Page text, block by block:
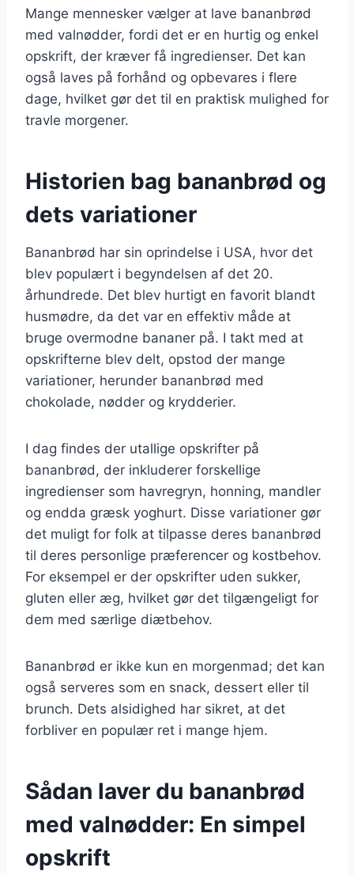
Mange mennesker vælger at lave bananbrød
med valnødder, fordi det er en hurtig og enkel
opskrift, der kræver få ingredienser. Det kan
også laves på forhånd og opbevares i flere
dage, hvilket gør det til en praktisk mulighed for
travle morgener.
Historien bag bananbrød og
dets variationer
Bananbrød har sin oprindelse i USA, hvor det
blev populært i begyndelsen af det 20.
århundrede. Det blev hurtigt en favorit blandt
husmødre, da det var en effektiv måde at
bruge overmodne bananer på. I takt med at
opskrifterne blev delt, opstod der mange
variationer, herunder bananbrød med
chokolade, nødder og krydderier.
I dag findes der utallige opskrifter på
bananbrød, der inkluderer forskellige
ingredienser som havregryn, honning, mandler
og endda græsk yoghurt. Disse variationer gør
det muligt for folk at tilpasse deres bananbrød
til deres personlige præferencer og kostbehov.
For eksempel er der opskrifter uden sukker,
gluten eller æg, hvilket gør det tilgængeligt for
dem med særlige diætbehov.
Bananbrød er ikke kun en morgenmad; det kan
også serveres som en snack, dessert eller til
brunch. Dets alsidighed har sikret, at det
forbliver en populær ret i mange hjem.
Sådan laver du bananbrød
med valnødder: En simpel
opskrift